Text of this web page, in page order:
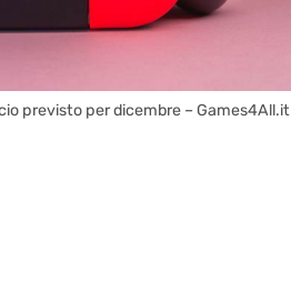
previsto per dicembre – Games4All.it